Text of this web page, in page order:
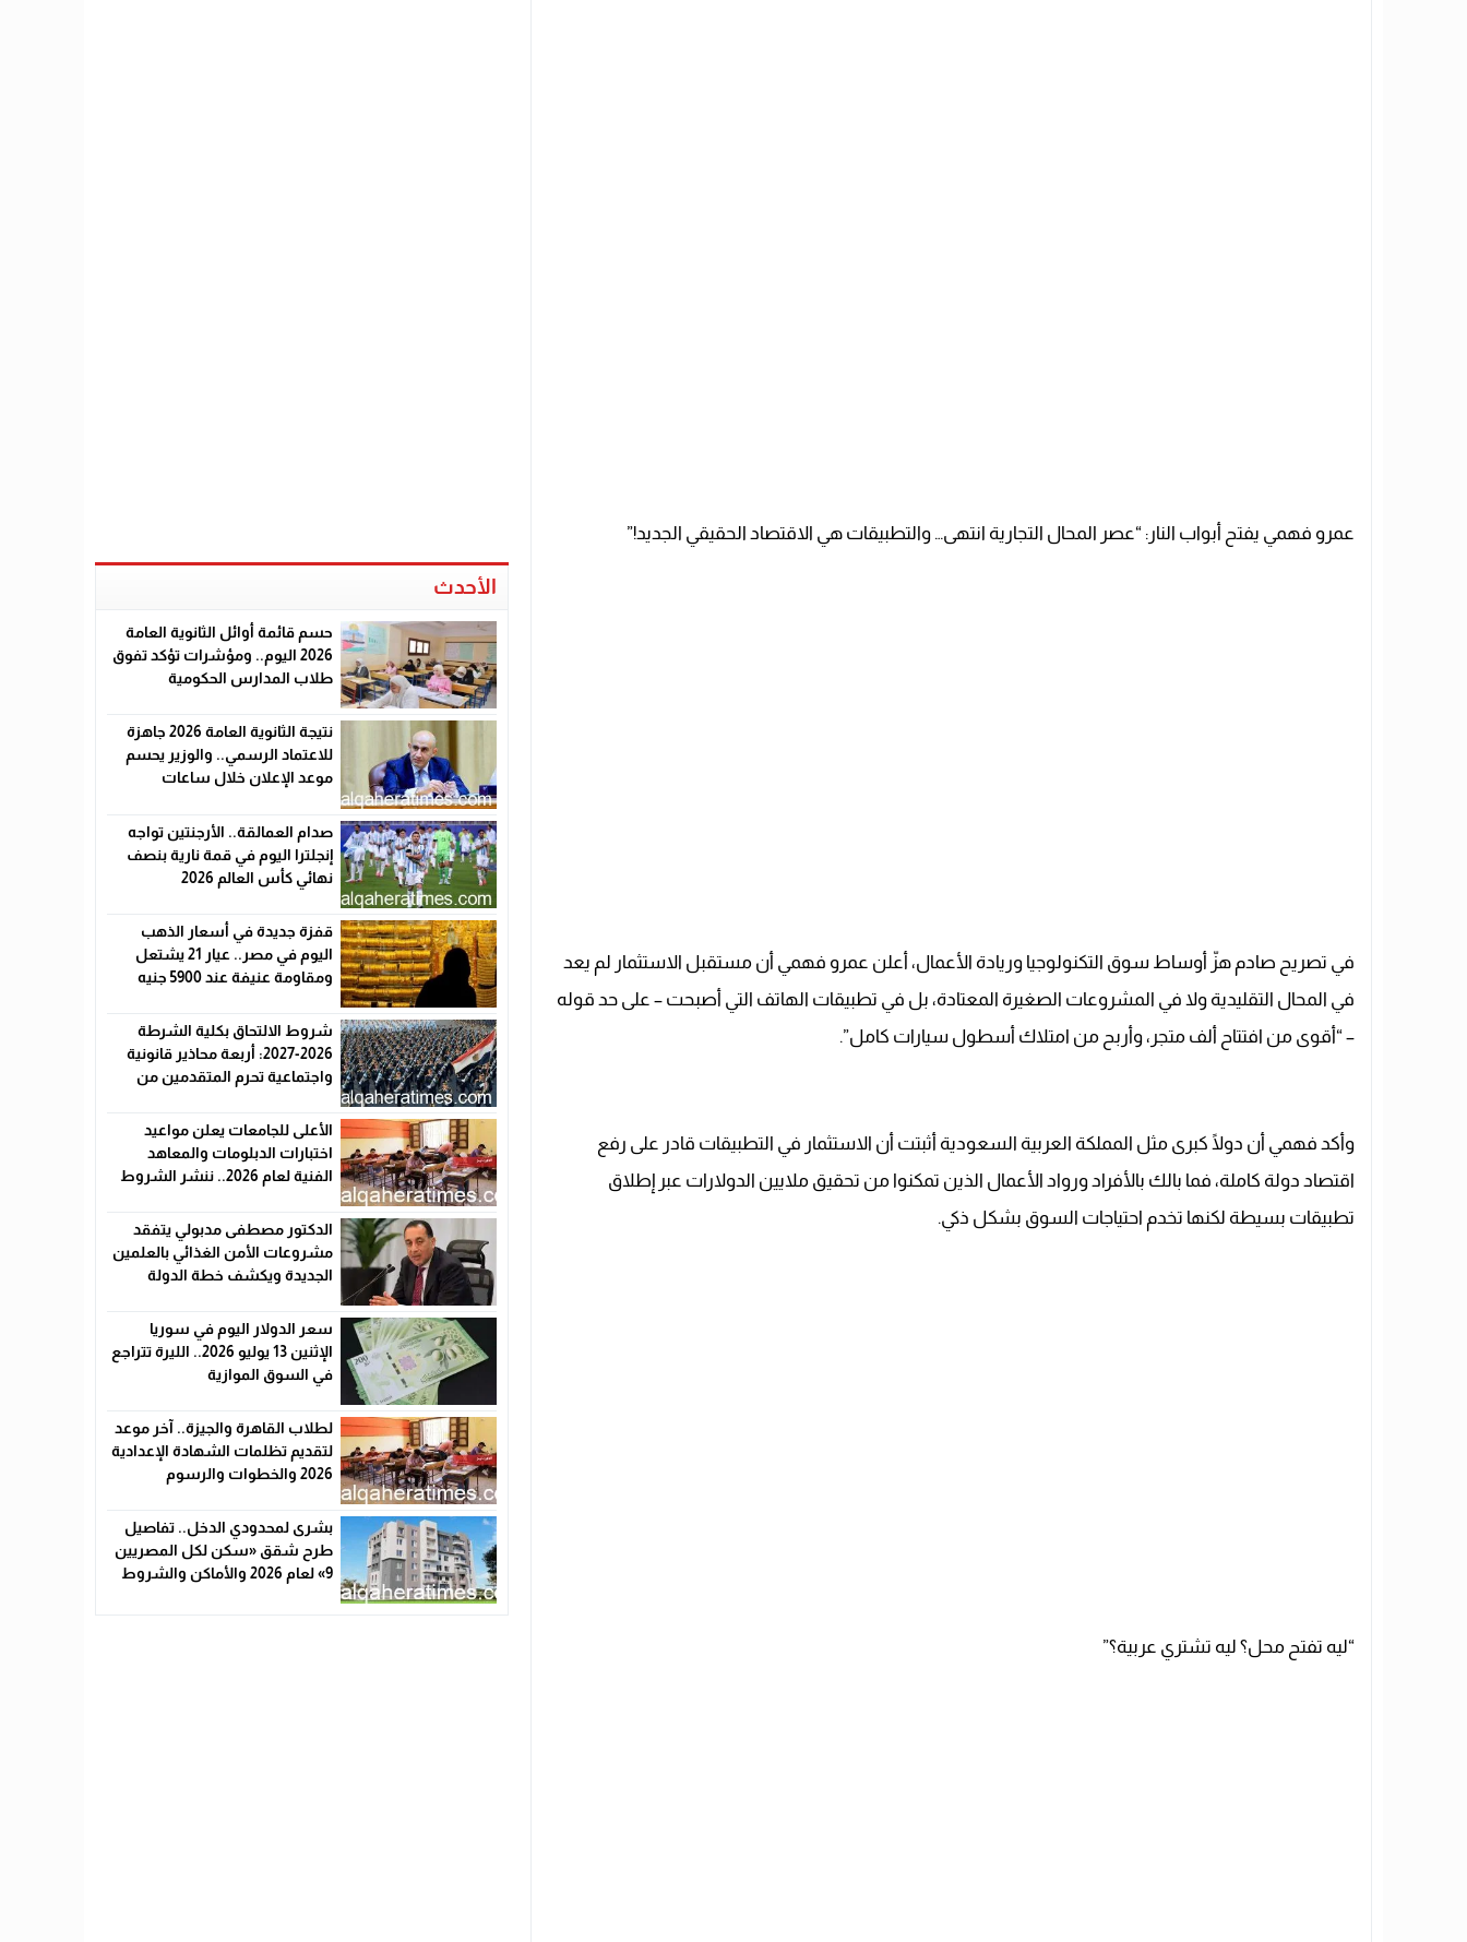
عمرو فهمي يفتح أبواب النار: “عصر المحال التجارية انتهى… والتطبيقات هي الاقتصاد الحقيقي الجديد!”
في تصريح صادم هزّ أوساط سوق التكنولوجيا وريادة الأعمال، أعلن عمرو فهمي أن مستقبل الاستثمار لم يعد
في المحال التقليدية ولا في المشروعات الصغيرة المعتادة، بل في تطبيقات الهاتف التي أصبحت – على حد قوله
– “أقوى من افتتاح ألف متجر، وأربح من امتلاك أسطول سيارات كامل”.
وأكد فهمي أن دولًا كبرى مثل المملكة العربية السعودية أثبتت أن الاستثمار في التطبيقات قادر على رفع
اقتصاد دولة كاملة، فما بالك بالأفراد ورواد الأعمال الذين تمكنوا من تحقيق ملايين الدولارات عبر إطلاق
تطبيقات بسيطة لكنها تخدم احتياجات السوق بشكل ذكي.
“ليه تفتح محل؟ ليه تشتري عربية؟”
الأحدث
حسم قائمة أوائل الثانوية العامة
2026 اليوم.. ومؤشرات تؤكد تفوق
طلاب المدارس الحكومية
نتيجة الثانوية العامة 2026 جاهزة
للاعتماد الرسمي.. والوزير يحسم
موعد الإعلان خلال ساعات
صدام العمالقة.. الأرجنتين تواجه
إنجلترا اليوم في قمة نارية بنصف
نهائي كأس العالم 2026
قفزة جديدة في أسعار الذهب
اليوم في مصر.. عيار 21 يشتعل
ومقاومة عنيفة عند 5900 جنيه
شروط الالتحاق بكلية الشرطة
2026-2027: أربعة محاذير قانونية
واجتماعية تحرم المتقدمين من
الأعلى للجامعات يعلن مواعيد
اختبارات الدبلومات والمعاهد
الفنية لعام 2026.. ننشر الشروط
الدكتور مصطفى مدبولي يتفقد
مشروعات الأمن الغذائي بالعلمين
الجديدة ويكشف خطة الدولة
سعر الدولار اليوم في سوريا
الإثنين 13 يوليو 2026.. الليرة تتراجع
في السوق الموازية
لطلاب القاهرة والجيزة.. آخر موعد
لتقديم تظلمات الشهادة الإعدادية
2026 والخطوات والرسوم
بشرى لمحدودي الدخل.. تفاصيل
طرح شقق «سكن لكل المصريين
9» لعام 2026 والأماكن والشروط